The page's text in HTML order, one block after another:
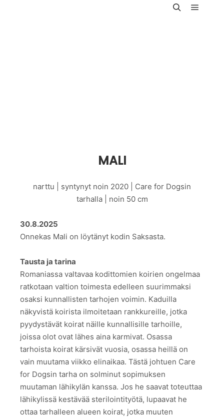
MALI
narttu | syntynyt noin 2020 | Care for Dogsin
tarhalla | noin 50 cm
30.8.2025
Onnekas Mali on löytänyt kodin Saksasta.
Tausta ja tarina
Romaniassa valtavaa kodittomien koirien ongelmaa
ratkotaan valtion toimesta edelleen suurimmaksi
osaksi kunnallisten tarhojen voimin. Kaduilla
näkyvistä koirista ilmoitetaan rankkureille, jotka
pyydystävät koirat näille kunnallisille tarhoille,
joissa olot ovat lähes aina karmivat. Osassa
tarhoista koirat kärsivät vuosia, osassa heillä on
vain muutama viikko elinaikaa. Tästä johtuen Care
for Dogsin tarha on solminut sopimuksen
muutaman lähikylän kanssa. Jos he saavat toteuttaa
lähikylissä kestävää sterilointityötä, lupaavat he
ottaa tarhalleen alueen koirat, jotka muuten